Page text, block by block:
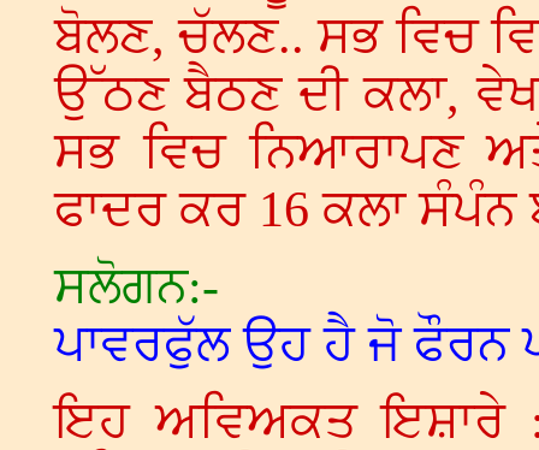
ਬੋਲਣ, ਚੱਲਣ.. ਸਭ ਵਿਚ
ਉੱਠਣ ਬੈਠਣ ਦੀ ਕਲਾ,
ਸਭ ਵਿਚ ਨਿਆਰਾਪਣ
ਫਾਦਰ ਕਰ 16 ਕਲਾ ਸੰਪੰਨ
ਸਲੋਗਨ:-
ਪਾਵਰਫੁੱਲ ਉਹ ਹੈ ਜੋ ਫੌਰਨ
ਇਹ ਅਵਿਅਕਤ ਇਸ਼ਾਰੇ